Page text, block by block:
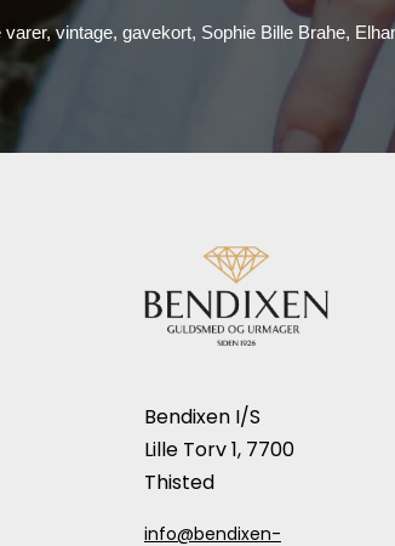
vintage, gavekort, Sophie Bille Brahe,
Bendixen I/S
Lille Torv 1, 7700
Thisted
info@bendixen-